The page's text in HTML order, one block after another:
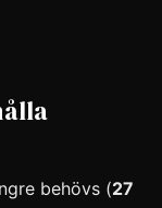
behövs (27